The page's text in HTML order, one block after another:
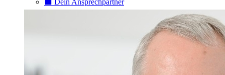
⬛️ Dein Ansprechpartner